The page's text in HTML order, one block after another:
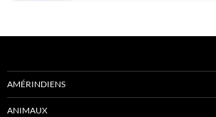
AMÉRINDIENS
ANIMAUX